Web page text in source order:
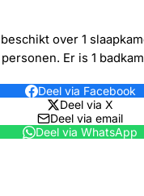
over 1
Er is 1
Deel via Facebook
Deel via X
Deel via email
Deel via WhatsApp